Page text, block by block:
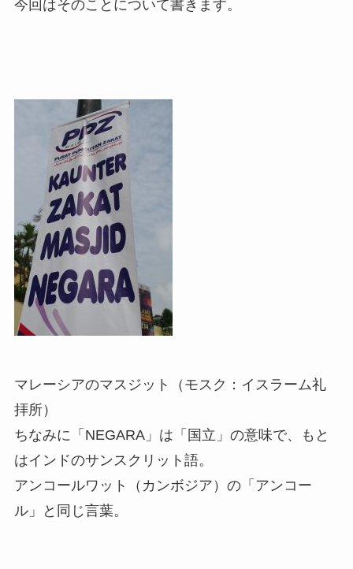
今回はそのことについて書きます。
マレーシアのマスジット（モスク：イスラーム礼
拝所）
ちなみに「NEGARA」は「国立」の意味で、もと
はインドのサンスクリット語。
アンコールワット（カンボジア）の「アンコー
ル」と同じ言葉。